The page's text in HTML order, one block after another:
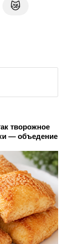
😿
творожное
— объедение